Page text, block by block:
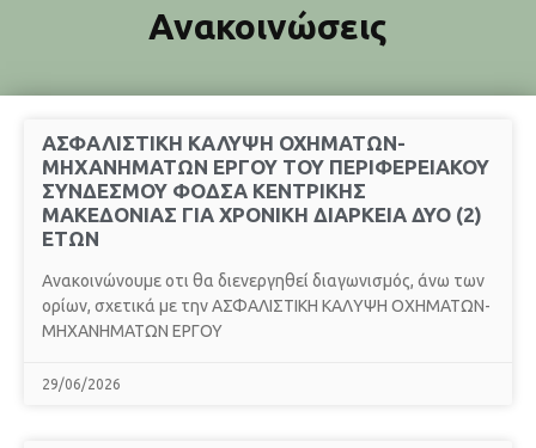
Ανακοινώσεις
ΑΣΦΑΛΙΣΤΙΚΗ ΚΑΛΥΨΗ ΟΧΗΜΑΤΩΝ-
ΜΗΧΑΝΗΜΑΤΩΝ ΕΡΓΟΥ ΤΟΥ ΠΕΡΙΦΕΡΕΙΑΚΟΥ
ΣΥΝΔΕΣΜΟΥ ΦΟΔΣΑ ΚΕΝΤΡΙΚΗΣ
ΜΑΚΕΔΟΝΙΑΣ ΓΙΑ ΧΡΟΝΙΚΗ ΔΙΑΡΚΕΙΑ ΔΥΟ (2)
ΕΤΩΝ
Aνακοινώνουμε οτι θα διενεργηθεί διαγωνισμός, άνω των
ορίων, σχετικά με την ΑΣΦΑΛΙΣΤΙΚΗ ΚΑΛΥΨΗ ΟΧΗΜΑΤΩΝ-
ΜΗΧΑΝΗΜΑΤΩΝ ΕΡΓΟΥ
29/06/2026